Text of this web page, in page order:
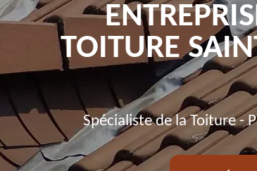
TOITURE
Spécialiste de la Toiture -